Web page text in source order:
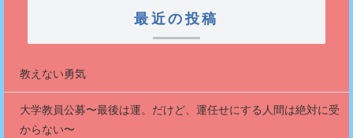
最近の投稿
教えない勇気
大学教員公募〜最後は運。だけど、運任せにする人間は絶対に受
からない〜